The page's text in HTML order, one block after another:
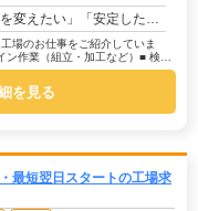
がほしい」そんなあなたの想いに応えます。株式会社京栄センターは、工場・製造業に...
場のお仕事をご紹介していま
作業（組立・加工など）■ 検
を見る
最短翌日スタートの工場求